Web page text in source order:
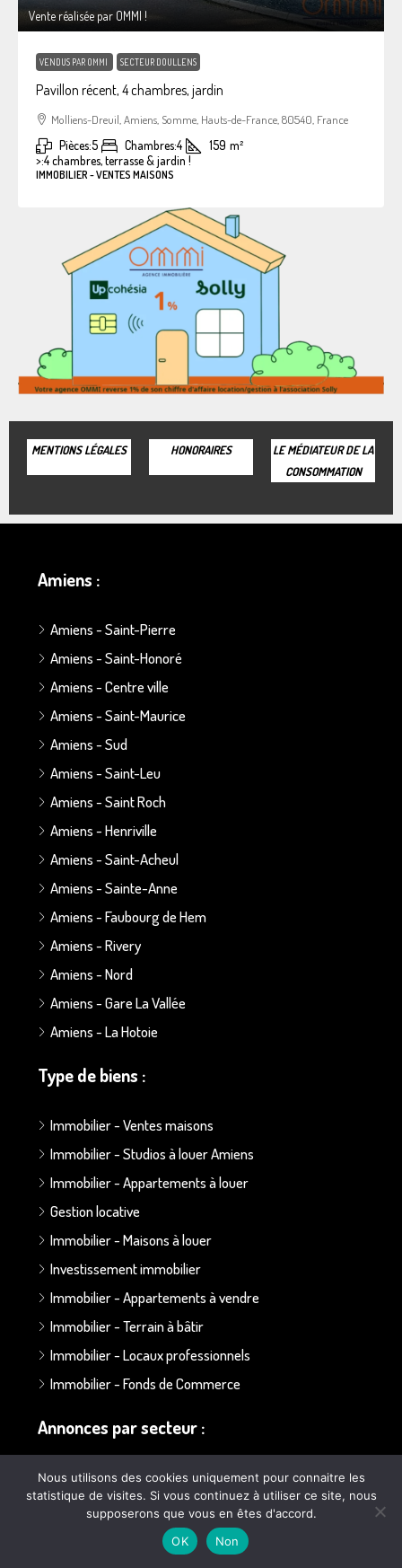
Vente réalisée par OMMI !
VENDUS PAR OMMI SECTEUR DOULLENS
Pavillon récent, 4 chambres, jardin
Molliens-Dreuil, Amiens, Somme, Hauts-de-France, 80540, France
Pièces:5 Chambres:4 159 m²
>:4 chambres, terrasse & jardin !
IMMOBILIER - VENTES MAISONS
MENTIONS LÉGALES HONORAIRES
LE MÉDIATEUR DE LA
CONSOMMATION
Amiens :
Amiens - Saint-Pierre
Amiens - Saint-Honoré
Amiens - Centre ville
Amiens - Saint-Maurice
Amiens - Sud
Amiens - Saint-Leu
Amiens - Saint Roch
Amiens - Henriville
Amiens - Saint-Acheul
Amiens - Sainte-Anne
Amiens - Faubourg de Hem
Amiens - Rivery
Amiens - Nord
Amiens - Gare La Vallée
Amiens - La Hotoie
Type de biens :
Immobilier - Ventes maisons
Immobilier - Studios à louer Amiens
Immobilier - Appartements à louer
Gestion locative
Immobilier - Maisons à louer
Investissement immobilier
Immobilier - Appartements à vendre
Immobilier - Terrain à bâtir
Immobilier - Locaux professionnels
Immobilier - Fonds de Commerce
Annonces par secteur :
Secteur Bapaume - Albert
Secteur Doullens
Secteur Ailly sur Somme
Nous utilisons des cookies uniquement pour connaitre les
statistique de visites. Si vous continuez à utiliser ce site, nous
supposerons que vous en êtes d'accord.
OK
Non